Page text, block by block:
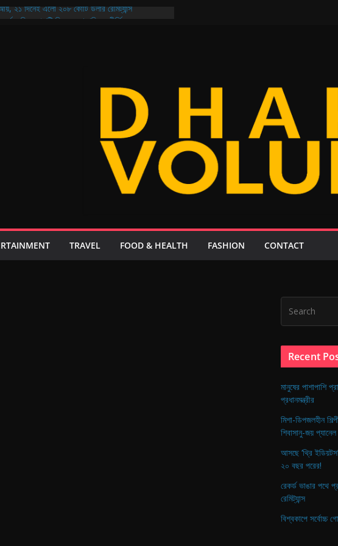
২১ দিনেই এলো ২০৮ কোটি ডলার রেমিট্যান্স
TRAVEL FOOD & HEALTH FASHION CONTACT
Recent
মানুষের পাশাপাশি
প্রধানমন্ত্রীর
মিশা-ডিপজলহীন
শিবাসানু-জয় প্যানেল
আসছে ‘থ্রি
২০ বছর পরের!
রেকর্ড ভাঙার পথে
রেমিট্যান্স
বিশ্বকাপে সর্বোচ্চ